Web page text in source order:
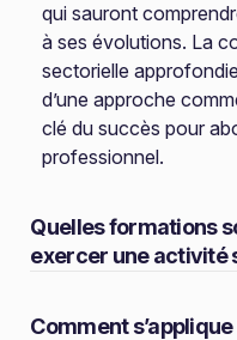
qui sauront
à ses évolutions. La
sectorielle
d’une approche
clé du succès pour
professionnel.
Quelles formations
exercer une activité
Comment